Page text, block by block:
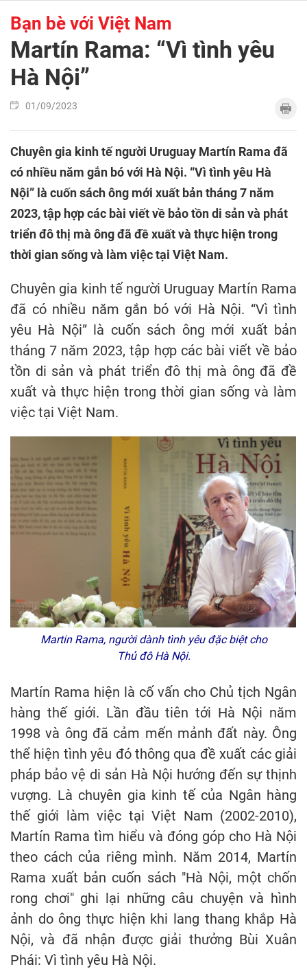
Bạn bè với Việt Nam
Martín Rama: “Vì tình yêu
Hà Nội”
01/09/2023
Chuyên gia kinh tế người Uruguay Martín Rama đã
có nhiều năm gắn bó với Hà Nội. “Vì tình yêu Hà
Nội” là cuốn sách ông mới xuất bản tháng 7 năm
2023, tập hợp các bài viết về bảo tồn di sản và phát
triển đô thị mà ông đã đề xuất và thực hiện trong
thời gian sống và làm việc tại Việt Nam.
Chuyên gia kinh tế người Uruguay Martín Rama
đã có nhiều năm gắn bó với Hà Nội. “Vì tình
yêu Hà Nội” là cuốn sách ông mới xuất bản
tháng 7 năm 2023, tập hợp các bài viết về bảo
tồn di sản và phát triển đô thị mà ông đã đề
xuất và thực hiện trong thời gian sống và làm
việc tại Việt Nam.
Martin Rama, người dành tình yêu đặc biệt cho
Thủ đô Hà Nội.
Martín Rama hiện là cố vấn cho Chủ tịch Ngân
hàng thế giới. Lần đầu tiên tới Hà Nội năm
1998 và ông đã cảm mến mảnh đất này. Ông
thể hiện tình yêu đó thông qua đề xuất các giải
pháp bảo vệ di sản Hà Nội hướng đến sự thịnh
vượng. Là chuyên gia kinh tế của Ngân hàng
thế giới làm việc tại Việt Nam (2002-2010),
Martín Rama tìm hiểu và đóng góp cho Hà Nội
theo cách của riêng mình. Năm 2014, Martín
Rama xuất bản cuốn sách "Hà Nội, một chốn
rong chơi" ghi lại những câu chuyện và hình
ảnh do ông thực hiện khi lang thang khắp Hà
Nội, và đã nhận được giải thưởng Bùi Xuân
Phái: Vì tình yêu Hà Nội.